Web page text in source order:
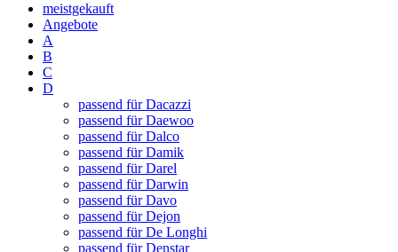
meistgekauft
Angebote
A
B
C
D
passend für Dacazzi
passend für Daewoo
passend für Dalco
passend für Damik
passend für Darel
passend für Darwin
passend für Davo
passend für Dejon
passend für De Longhi
passend für Denstar